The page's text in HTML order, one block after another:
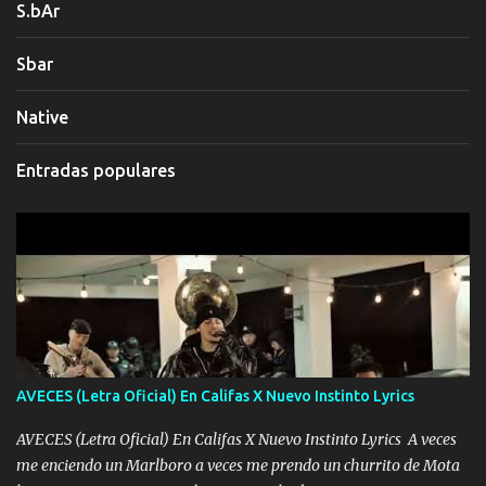
S.bAr
Sbar
Native
Entradas populares
AVECES (Letra Oficial) En Califas X Nuevo Instinto Lyrics
AVECES (Letra Oficial) En Califas X Nuevo Instinto Lyrics A veces
me enciendo un Marlboro a veces me prendo un churrito de Mota